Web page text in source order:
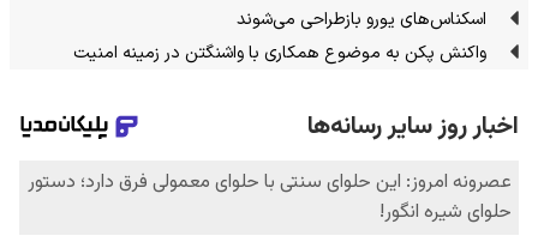
اسکناس‌های یورو بازطراحی می‌شوند
واکنش پکن به موضوع همکاری با واشنگتن در زمینه امنیت